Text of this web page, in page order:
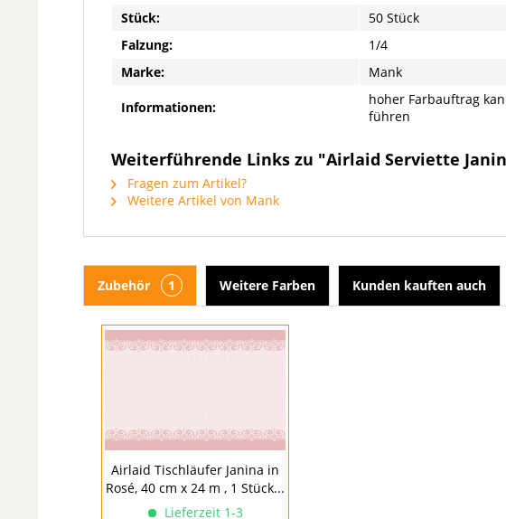
Stück:
50 Stück
Falzung:
1/4
Marke:
Mank
Informationen:
hoher Farbauftrag
führen
Weiterführende Links zu "Airlaid Serviette
Fragen zum Artikel?
Weitere Artikel von Mank
Zubehör 1 Weitere Farben Kunden kauften auch
Airlaid Tischläufer Janina in
Rosé, 40 cm x 24 m , 1 Stück...
Lieferzeit 1-3